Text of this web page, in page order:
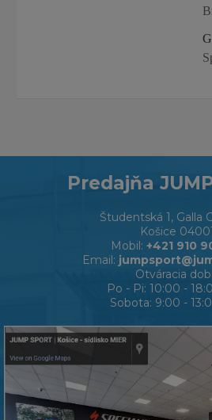
Predajňa
Študentská 1, Galla
Košice 04001
Mobil: +421 910
Email:
Otváracia
Po - Pi: 10:00 -
Sobota: 9:00 -